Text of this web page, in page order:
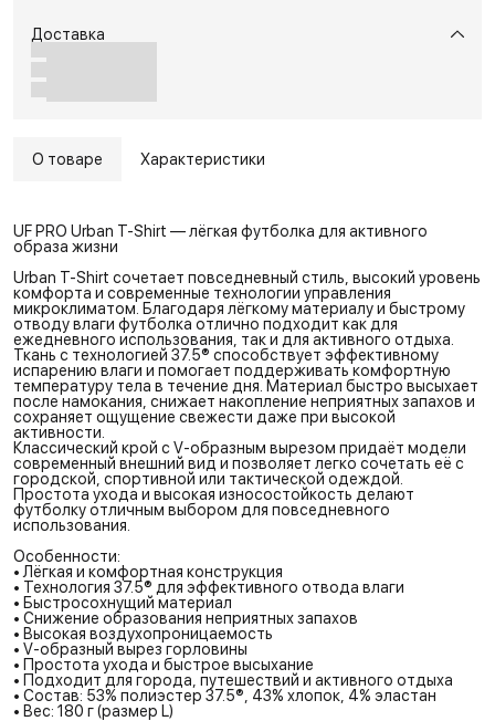
Доставка
О товаре Характеристики
UF PRO Urban T-Shirt — лёгкая футболка для активного
образа жизни
Urban T-Shirt сочетает повседневный стиль, высокий уровень
комфорта и современные технологии управления
микроклиматом. Благодаря лёгкому материалу и быстрому
отводу влаги футболка отлично подходит как для
ежедневного использования, так и для активного отдыха.
Ткань с технологией 37.5® способствует эффективному
испарению влаги и помогает поддерживать комфортную
температуру тела в течение дня. Материал быстро высыхает
после намокания, снижает накопление неприятных запахов и
сохраняет ощущение свежести даже при высокой
активности.
Классический крой с V-образным вырезом придаёт модели
современный внешний вид и позволяет легко сочетать её с
городской, спортивной или тактической одеждой.
Простота ухода и высокая износостойкость делают
футболку отличным выбором для повседневного
использования.
Особенности:
• Лёгкая и комфортная конструкция
• Технология 37.5® для эффективного отвода влаги
• Быстросохнущий материал
• Снижение образования неприятных запахов
• Высокая воздухопроницаемость
• V-образный вырез горловины
• Простота ухода и быстрое высыхание
• Подходит для города, путешествий и активного отдыха
• Состав: 53% полиэстер 37.5®, 43% хлопок, 4% эластан
• Вес: 180 г (размер L)